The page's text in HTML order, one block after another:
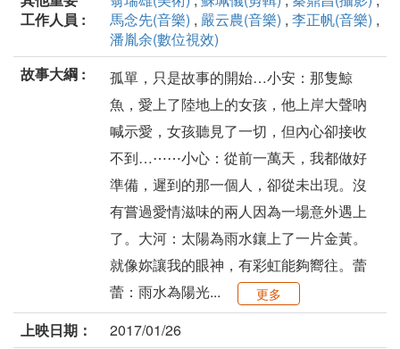
工作人員 :
馬念先(音樂) , 嚴云農(音樂) , 李正帆(音樂) ,
潘胤余(數位視效)
故事大綱 :
孤單，只是故事的開始…小安：那隻鯨
魚，愛上了陸地上的女孩，他上岸大聲吶
喊示愛，女孩聽見了一切，但內心卻接收
不到…⋯⋯小心：從前一萬天，我都做好
準備，遲到的那一個人，卻從未出現。沒
有嘗過愛情滋味的兩人因為一場意外遇上
了。大河：太陽為雨水鑲上了一片金黃。
就像妳讓我的眼神，有彩虹能夠嚮往。蕾
蕾：雨水為陽光...
更多
上映日期：
2017/01/26